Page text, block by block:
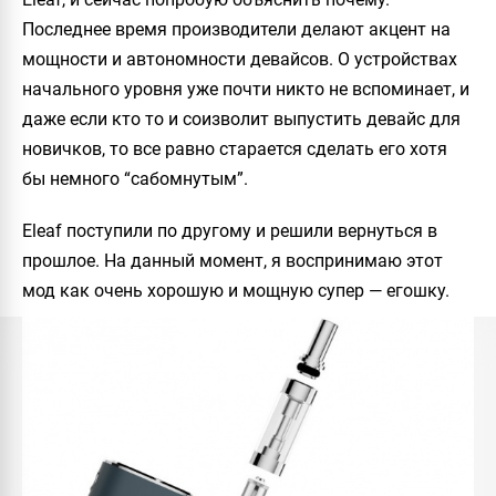
Последнее время производители делают акцент на
мощности и автономности девайсов. О устройствах
начального уровня уже почти никто не вспоминает, и
даже если кто то и соизволит выпустить девайс для
новичков, то все равно старается сделать его хотя
бы немного “сабомнутым”.
Eleaf поступили по другому и решили вернуться в
прошлое. На данный момент, я воспринимаю этот
мод как очень хорошую и мощную супер — егошку.